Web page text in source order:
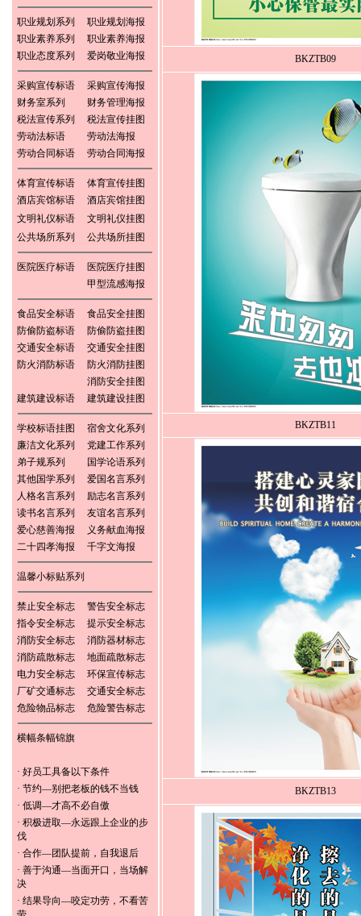
职业规划系列
职业规划海报
职业素养系列
职业素养海报
职业态度系列
爱岗敬业海报
采购宣传标语
采购宣传海报
财务室系列
财务管理海报
税法宣传系列
税法宣传挂图
劳动法标语
劳动法海报
劳动合同标语
劳动合同海报
体育宣传标语
体育宣传挂图
酒店宾馆标语
酒店宾馆挂图
文明礼仪标语
文明礼仪挂图
公共场所系列
公共场所挂图
医院医疗标语
医院医疗挂图
甲型流感海报
食品安全标语
食品安全挂图
防偷防盗标语
防偷防盗挂图
交通安全标语
交通安全挂图
防火消防标语
防火消防挂图
消防安全挂图
建筑建设标语
建筑建设挂图
学校标语挂图
宿舍文化系列
廉洁文化系列
党建工作系列
弟子规系列
国学论语系列
其他国学系列
爱国名言系列
人格名言系列
励志名言系列
读书名言系列
友谊名言系列
爱心慈善海报
义务献血海报
二十四孝海报
千字文海报
温馨小标贴系列
禁止安全标志
警告安全标志
指令安全标志
提示安全标志
消防安全标志
消防器材标志
消防疏散标志
地面疏散标志
电力安全标志
环保宣传标志
厂矿交通标志
交通安全标志
危险物品标志
危险警告标志
横幅条幅锦旗
· 好员工具备以下条件
· 节约—别把老板的钱不当钱
· 低调—才高不必自傲
· 积极进取—永远跟上企业的步
伐
· 合作—团队提前，自我退后
· 善于沟通—当面开口，当场解
决
· 结果导向—咬定功劳，不看苦
BKZTB09
BKZTB11
BKZTB13